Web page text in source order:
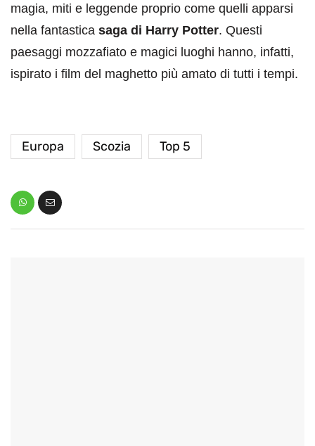
magia, miti e leggende proprio come quelli apparsi
nella fantastica saga di Harry Potter. Questi
paesaggi mozzafiato e magici luoghi hanno, infatti,
ispirato i film del maghetto più amato di tutti i tempi.
Europa Scozia Top 5